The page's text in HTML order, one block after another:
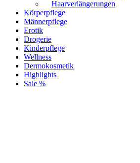
Haarverlängerungen
Körperpflege
Männerpflege
Erotik
Drogerie
Kinderpflege
Wellness
Dermokosmetik
Highlights
Sale %